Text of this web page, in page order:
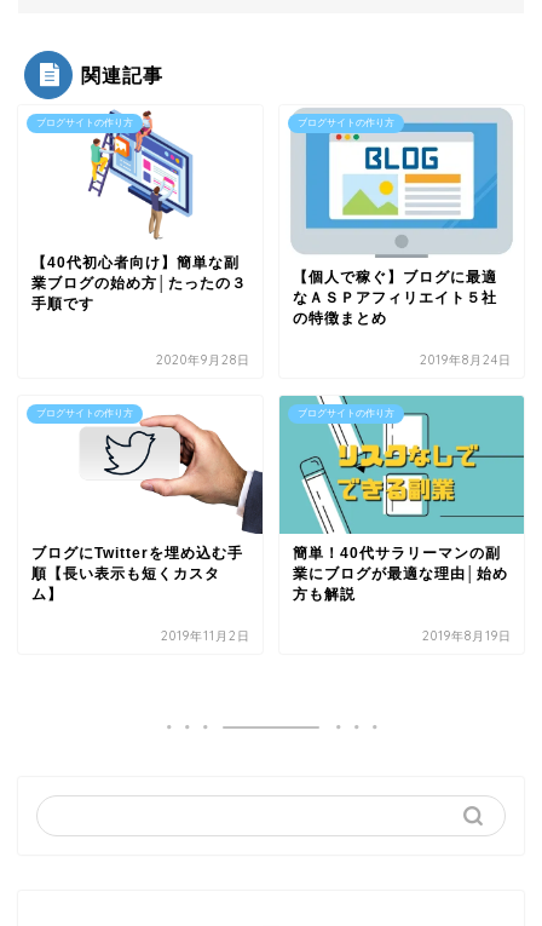
関連記事
ブログサイトの作り方
【40代初心者向け】簡単な副
業ブログの始め方│たったの３
手順です
2020年9月28日
ブログサイトの作り方
【個人で稼ぐ】ブログに最適
なＡＳＰアフィリエイト５社
の特徴まとめ
2019年8月24日
ブログサイトの作り方
ブログにTwitterを埋め込む手
順【長い表示も短くカスタ
ム】
2019年11月2日
ブログサイトの作り方
簡単！40代サラリーマンの副
業にブログが最適な理由│始め
方も解説
2019年8月19日